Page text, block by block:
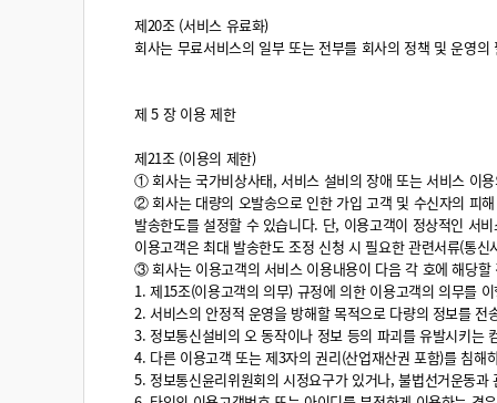
제20조 (서비스 유료화)
회사는 무료서비스의 일부 또는 전부를 회사의 정책 및 운영
제 5 장 이용 제한
제21조 (이용의 제한)
① 회사는 국가비상사태, 서비스 설비의 장애 또는 서비스 이
② 회사는 대량의 오발송으로 인한 가입 고객 및 수신자의 피
발송한도를 설정할 수 있습니다. 단, 이용고객이 정상적인 서
이용고객은 최대 발송한도 조정 신청 시 필요한 관련서류(통
③ 회사는 이용고객의 서비스 이용내용이 다음 각 호에 해당
1. 제15조(이용고객의 의무) 규정에 의한 이용고객의 의무를
2. 서비스의 안정적 운영을 방해할 목적으로 다량의 정보를
3. 정보통신설비의 오 동작이나 정보 등의 파괴를 유발시키는
4. 다른 이용고객 또는 제3자의 권리(산업재산권 포함)를 침해
5. 정보통신윤리위원회의 시정요구가 있거나, 불법선거운동